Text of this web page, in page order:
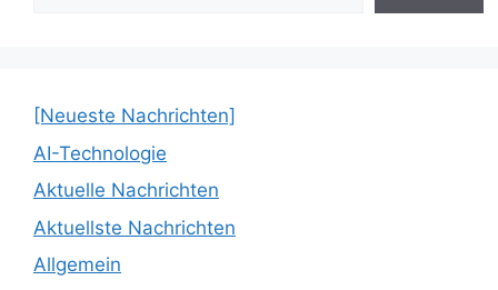
[Neueste Nachrichten]
AI-Technologie
Aktuelle Nachrichten
Aktuellste Nachrichten
Allgemein